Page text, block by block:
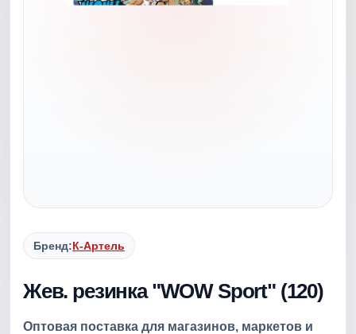
Бренд:К-Артель
Жев. резинка "WOW Sport" (120)
Оптовая поставка для магазинов, маркетов и